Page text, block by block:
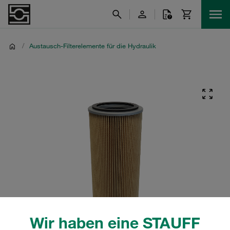
Wir haben eine STAUFF
/ Austausch-Filterelemente für die Hydraulik